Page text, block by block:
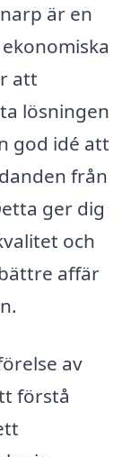
är en
att
lösningen
god idé att
från
ger dig
och
affär
av
förstå